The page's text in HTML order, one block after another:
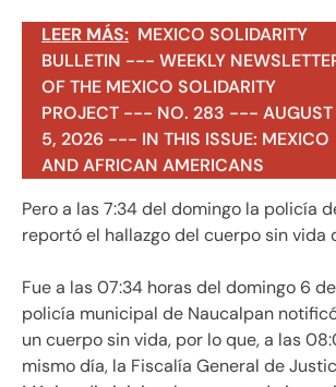
LEER MÁS: MEXICO SOLIDARITY
BULLETIN --- WEEKLY
OF THE MEXICO SOLIDARITY
PROJECT --- NO. 283 --- AUGUST
5, 2026 --- IN THIS ISSUE: MEXICO
AND AFRICAN AMERICANS
Pero a las 7:34 del domingo la policía
reportó el hallazgo del cuerpo sin vida
Fue a las 07:34 horas del domingo 6
policía municipal de Naucalpan
un cuerpo sin vida, por lo que, a las
mismo día, la Fiscalía General de